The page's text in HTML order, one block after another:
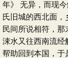
年》 无异，而现
氏旧城的西北面
民间所说相符，那
涑水又往西南流经
帮助回到本国，于